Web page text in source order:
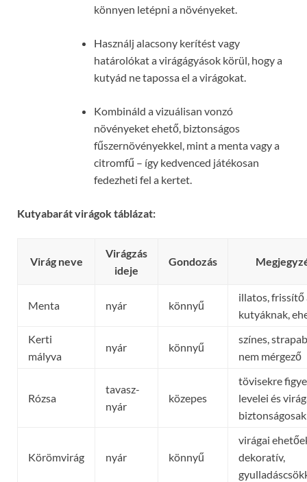
könnyen letépni a növényeket.
Használj alacsony kerítést vagy
határolókat a virágágyások körül, hogy a
kutyád ne tapossa el a virágokat.
Kombináld a vizuálisan vonzó
növényeket ehető, biztonságos
fűszernövényekkel, mint a menta vagy a
citromfű – így kedvenced játékosan
fedezheti fel a kertet.
Kutyabarát virágok táblázat:
Virág neve
Virágzás
ideje
Gondozás
Menta nyár könnyű
illatos, frissítő
kutyáknak,
Kerti
mályva
nyár könnyű
színes,
nem mérgező
Rózsa
tavasz-
nyár
közepes
tövisekre
levelei és
biztonságosak
Körömvirág nyár könnyű
virágai
dekoratív,